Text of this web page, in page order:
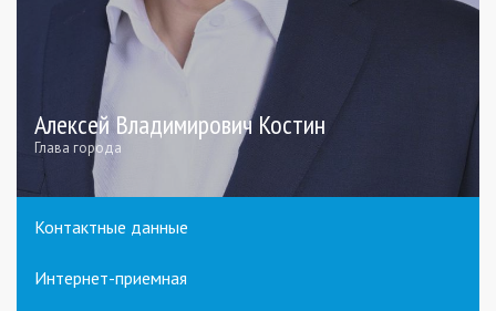
Алексей Владимирович Костин
Глава города
Контактные данные
Интернет-приемная